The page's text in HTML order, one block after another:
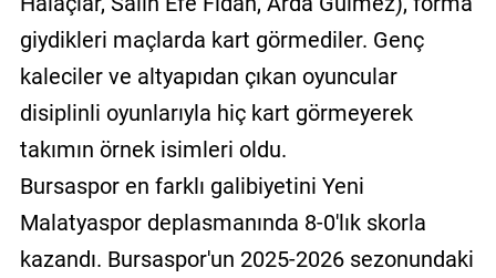
giydikleri maçlarda kart görmediler. Genç
kaleciler ve altyapıdan çıkan oyuncular
disiplinli oyunlarıyla hiç kart görmeyerek
takımın örnek isimleri oldu.
Bursaspor en farklı galibiyetini Yeni
Malatyaspor deplasmanında 8-0'lık skorla
kazandı. Bursaspor'un 2025-2026 sezonundaki